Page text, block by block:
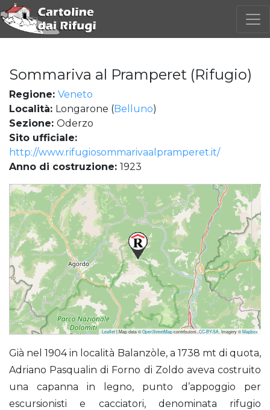
Sommariva al Pramperet (Rifugio)
Regione: Veneto
Località: Longarone (Belluno)
Sezione: Oderzo
Sito ufficiale:
http://www.rifugiosommarivaalpramperet.it/
Anno di costruzione: 1923
Leaflet | Map data © OpenStreetMapcontributors,CC-BY-SA, Imagery © Mapbox
Già nel 1904 in località Balanzòle, a 1738 mt di quota,
Adriano Pasqualin di Forno di Zoldo aveva costruito
una capanna in legno, punto d’appoggio per
escursionisti e cacciatori, denominata rifugio